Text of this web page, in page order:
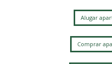
Alugar
Comprar